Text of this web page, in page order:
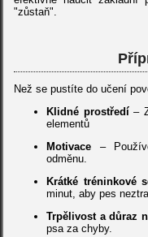
"zůstaň".
Než se pustíte do učení
Klidné prostředí–
elementů
Motivace –
odměnu.
Krátké tréninkové
minut, aby pes
Trpělivost a důraz
psa za chyby.